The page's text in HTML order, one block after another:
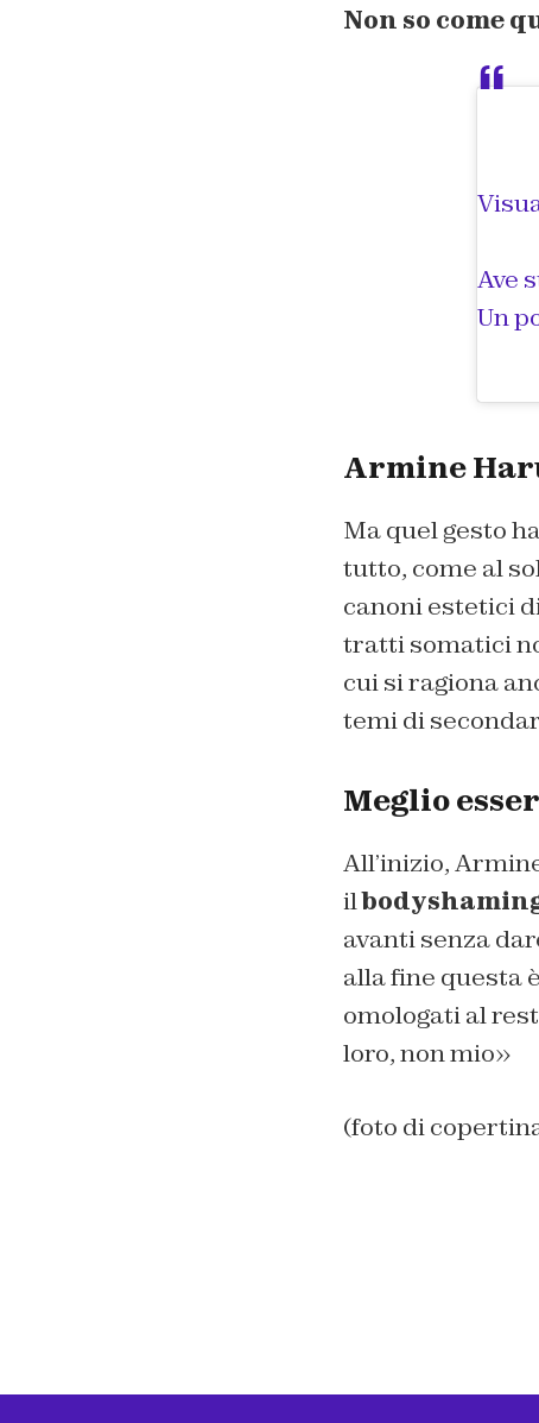
Non so come
Ave
Un
Armine
Ma quel gesto
tutto, come al
canoni estetici
tratti somatici
cui si ragiona
temi di
Meglio
All’inizio,
il
avanti senza
alla fine questa
omologati al
loro, non mio»
(foto di